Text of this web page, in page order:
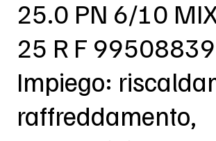
25.0 PN 6/10
25 R F 99508839
Impiego:
raffreddamento,